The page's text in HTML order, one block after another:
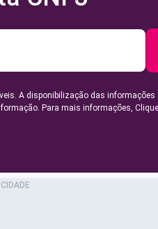
A disponibilização das informações
Para mais informações,